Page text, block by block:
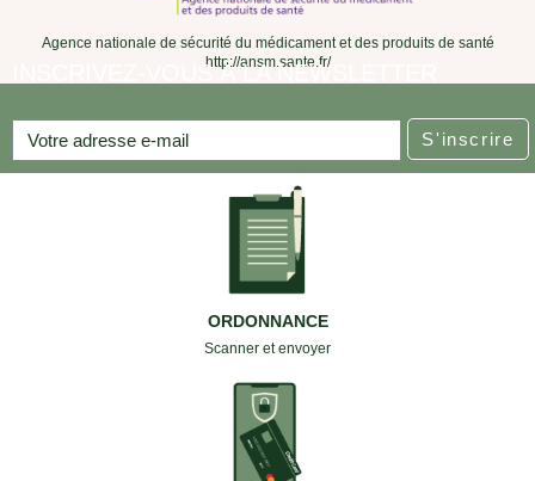
Agence nationale de sécurité du médicament et des produits de santé
http://ansm.sante.fr/
INSCRIVEZ-VOUS À LA NEWSLETTER
S'inscrire
ORDONNANCE
Scanner et envoyer